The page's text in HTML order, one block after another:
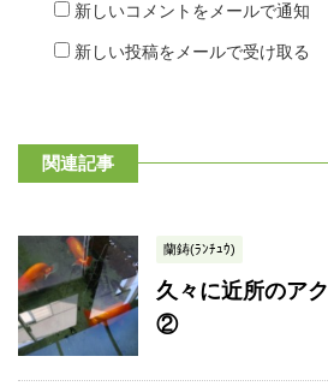
新しいコメントをメールで通知
新しい投稿をメールで受け取る
関連記事
蘭鋳(ﾗﾝﾁｭｳ)
久々に近所のア
②